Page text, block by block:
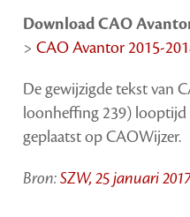
Download CAO
>CAO Avantor 2015-
De gewijzigde tekst van
loonheffing 239) looptijd
geplaatst op CAOWijzer.
Bron:SZW, 25 januari